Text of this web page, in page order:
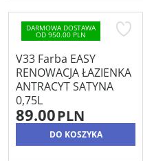
DARMOWA DOSTAWA
OD 950.00 PLN
V33 Farba EASY
RENOWACJA ŁAZIENKA
ANTRACYT SATYNA
0,75L
89.00PLN
DO KOSZYKA